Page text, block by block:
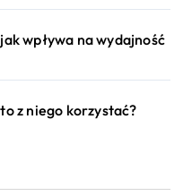
wpływa na wydajność
z niego korzystać?